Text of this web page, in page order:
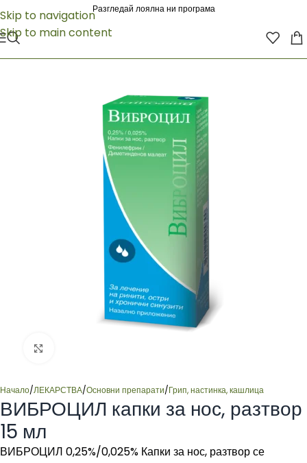
Skip to navigation
Skip to main content
Разгледай лоялна ни програма
Начало/ЛЕКАРСТВА/Основни препарати/Грип, настинка, кашлица
ВИБРОЦИЛ капки за нос, разтвор
15 мл
ВИБРОЦИЛ 0,25%/0,025% Капки за нос, разтвор се